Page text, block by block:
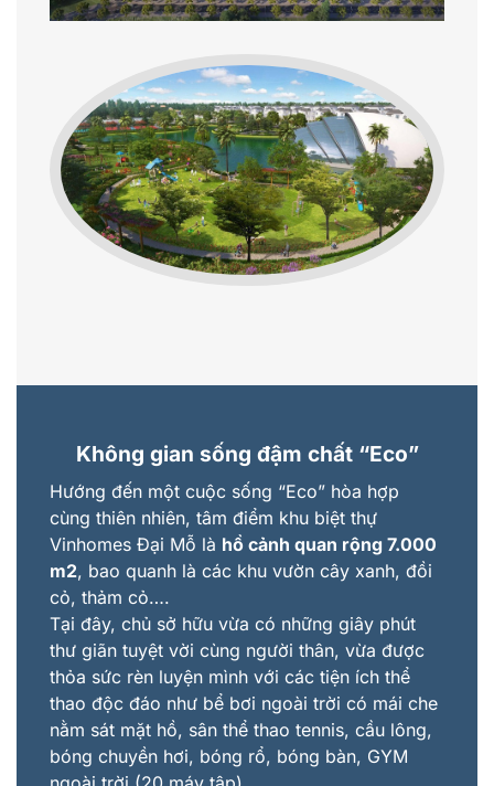
Không gian sống đậm chất “Eco”
Hướng đến một cuộc sống “Eco” hòa hợp
cùng thiên nhiên, tâm điểm khu biệt thự
Vinhomes Đại Mỗ là hồ cảnh quan rộng 7.000
m2, bao quanh là các khu vườn cây xanh, đồi
cỏ, thảm cỏ….
Tại đây, chủ sở hữu vừa có những giây phút
thư giãn tuyệt vời cùng người thân, vừa được
thỏa sức rèn luyện mình với các tiện ích thể
thao độc đáo như bể bơi ngoài trời có mái che
nằm sát mặt hồ, sân thể thao tennis, cầu lông,
bóng chuyền hơi, bóng rổ, bóng bàn, GYM